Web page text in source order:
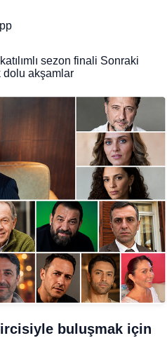
sezon finali Sonraki
dolu akşamlar
buluşmak için